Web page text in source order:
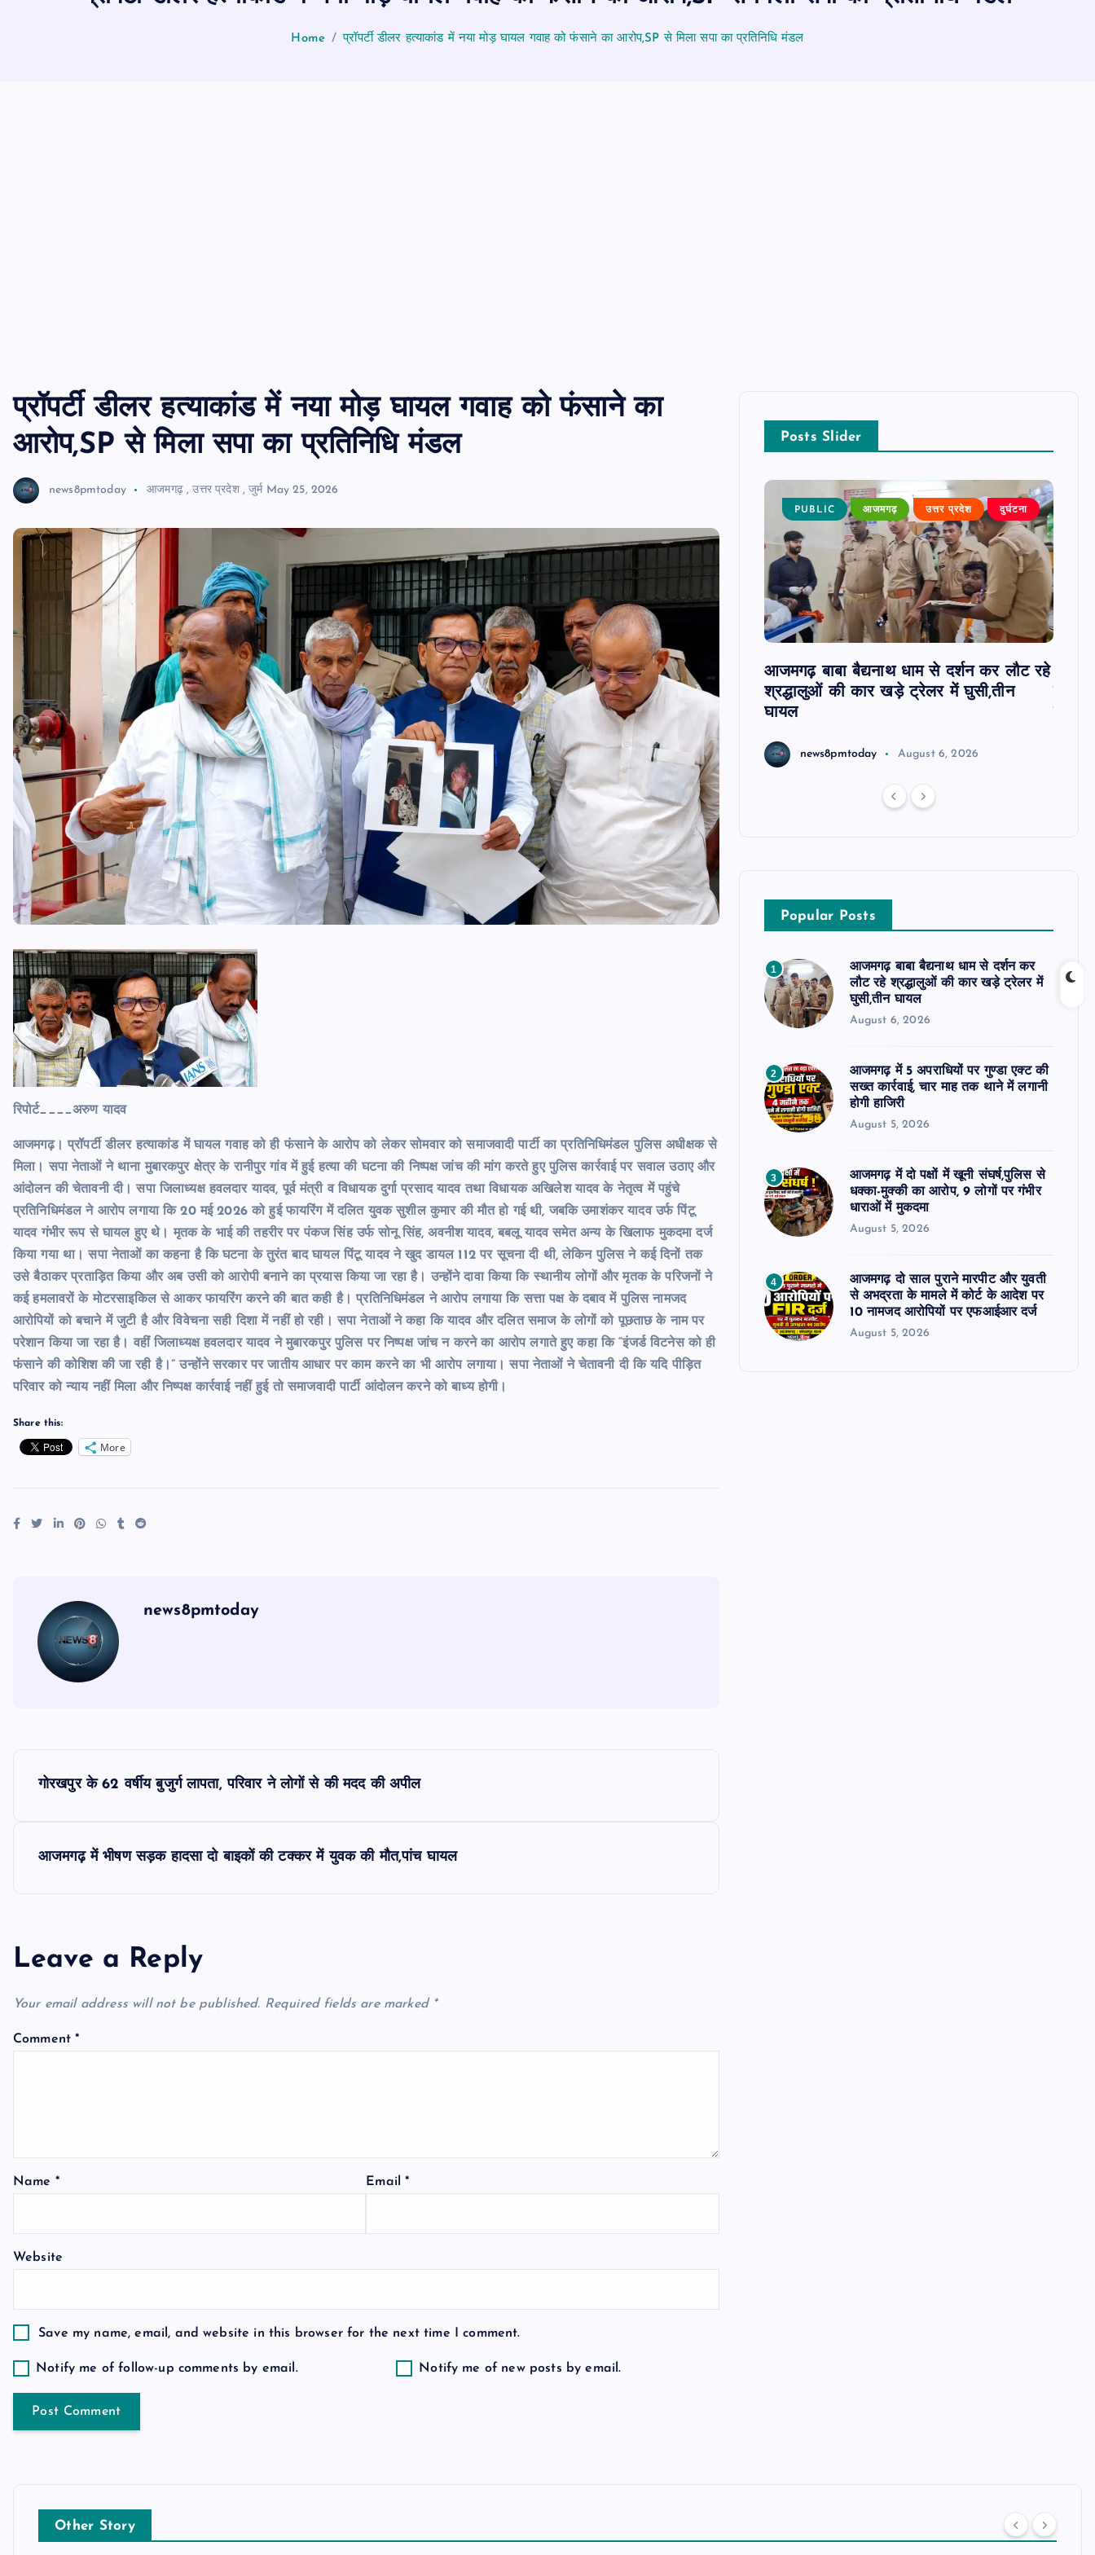
Home प्रॉपर्टी डीलर हत्याकांड में नया मोड़ घायल गवाह को फंसाने का आरोप,SP से मिला सपा का प्रतिनिधि मंडल
प्रॉपर्टी डीलर हत्याकांड में नया मोड़ घायल गवाह को फंसाने का
आरोप,SP से मिला सपा का प्रतिनिधि मंडल
news8pmtoday आजमगढ़,उत्तर प्रदेश,जुर्म May 25, 2026
रिपोर्ट____अरुण यादव
आजमगढ़। प्रॉपर्टी डीलर हत्याकांड में घायल गवाह को ही फंसाने के आरोप को लेकर सोमवार को समाजवादी पार्टी का प्रतिनिधिमंडल पुलिस अधीक्षक से
मिला। सपा नेताओं ने थाना मुबारकपुर क्षेत्र के रानीपुर गांव में हुई हत्या की घटना की निष्पक्ष जांच की मांग करते हुए पुलिस कार्रवाई पर सवाल उठाए और
आंदोलन की चेतावनी दी। सपा जिलाध्यक्ष हवलदार यादव, पूर्व मंत्री व विधायक दुर्गा प्रसाद यादव तथा विधायक अखिलेश यादव के नेतृत्व में पहुंचे
प्रतिनिधिमंडल ने आरोप लगाया कि 20 मई 2026 को हुई फायरिंग में दलित युवक सुशील कुमार की मौत हो गई थी, जबकि उमाशंकर यादव उर्फ पिंटू
यादव गंभीर रूप से घायल हुए थे। मृतक के भाई की तहरीर पर पंकज सिंह उर्फ सोनू सिंह, अवनीश यादव, बबलू यादव समेत अन्य के खिलाफ मुकदमा दर्ज
किया गया था। सपा नेताओं का कहना है कि घटना के तुरंत बाद घायल पिंटू यादव ने खुद डायल 112 पर सूचना दी थी, लेकिन पुलिस ने कई दिनों तक
उसे बैठाकर प्रताड़ित किया और अब उसी को आरोपी बनाने का प्रयास किया जा रहा है। उन्होंने दावा किया कि स्थानीय लोगों और मृतक के परिजनों ने
कई हमलावरों के मोटरसाइकिल से आकर फायरिंग करने की बात कही है। प्रतिनिधिमंडल ने आरोप लगाया कि सत्ता पक्ष के दबाव में पुलिस नामजद
आरोपियों को बचाने में जुटी है और विवेचना सही दिशा में नहीं हो रही। सपा नेताओं ने कहा कि यादव और दलित समाज के लोगों को पूछताछ के नाम पर
परेशान किया जा रहा है। वहीं जिलाध्यक्ष हवलदार यादव ने मुबारकपुर पुलिस पर निष्पक्ष जांच न करने का आरोप लगाते हुए कहा कि “इंजर्ड विटनेस को ही
फंसाने की कोशिश की जा रही है।” उन्होंने सरकार पर जातीय आधार पर काम करने का भी आरोप लगाया।सपा नेताओं ने चेतावनी दी कि यदि पीड़ित
परिवार को न्याय नहीं मिला और निष्पक्ष कार्रवाई नहीं हुई तो समाजवादी पार्टी आंदोलन करने को बाध्य होगी।
Share this:
More
news8pmtoday
n
a
v
a
i
o
n
गोरखपुर के 62 वर्षीय बुजुर्ग लापता, परिवार ने लोगों से की मदद की अपील
आजमगढ़ में भीषण सड़क हादसा दो बाइकों की टक्कर में युवक की मौत,पांच घायल
Leave a Reply
Your email address will not be published. Required fields are marked *
Comment*
Name * Email*
Website
Save my name, email, and website in this browser for the next time I comment.
Notify me of follow-up comments by email. Notify me of new posts by email.
Posts Slider
आजमगढ़ इजराइल में नौकरी दिलाने के नाम पर
भर्ती का झांसा,निजी रिक्रूटमेंट एजेंसी पर
मुकदमा दर्ज
news8pmtoday August 5, 2026
PUBLIC आजमगढ़ उत्तर प्रदेश दुर्घटना
आजमगढ़ बाबा बैद्यनाथ धाम से दर्शन कर लौट रहे
श्रद्धालुओं की कार खड़े ट्रेलर में घुसी,तीन
घायल
news8pmtoday August 6, 2026
हाजिरी
Popular Posts
1
आजमगढ़ बाबा बैद्यनाथ धाम से दर्शन कर
लौट रहे श्रद्धालुओं की कार खड़े ट्रेलर में
घुसी,तीन घायल
August 6, 2026
2
आजमगढ़ में 5 अपराधियों पर गुण्डा एक्ट की
सख्त कार्रवाई, चार माह तक थाने में लगानी
होगी हाजिरी
August 5, 2026
3
आजमगढ़ में दो पक्षों में खूनी संघर्ष,पुलिस से
धक्का-मुक्की का आरोप, 9 लोगों पर गंभीर
धाराओं में मुकदमा
August 5, 2026
4
आजमगढ़ दो साल पुराने मारपीट और युवती
से अभद्रता के मामले में कोर्ट के आदेश पर
10 नामजद आरोपियों पर एफआईआर दर्ज
August 5, 2026
Other Story